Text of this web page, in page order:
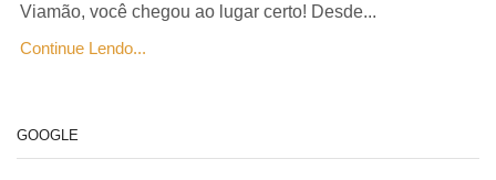
Viamão, você chegou ao lugar certo! Desde...
Continue Lendo...
GOOGLE